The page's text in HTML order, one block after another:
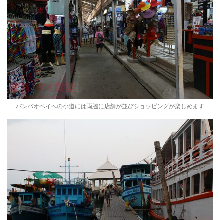
バンバオベイへの小道には両脇に店舗が並びショッピングが楽しめます